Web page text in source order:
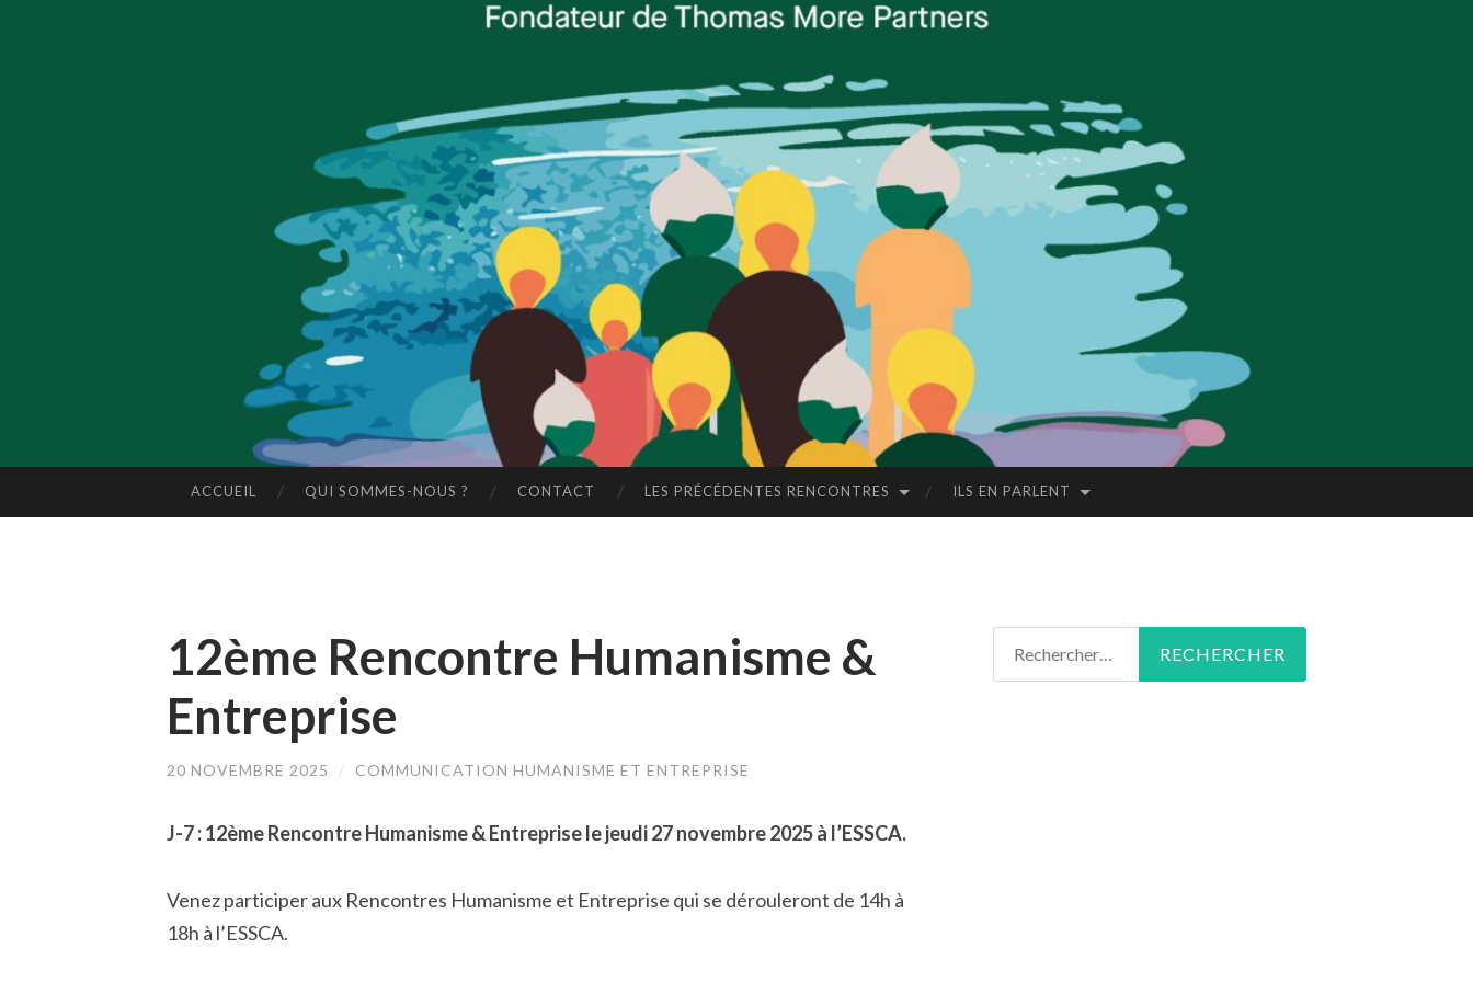
LE
S
NC
ON
TR
MA
ET
RDV le 27
novembre à
l'ESSCA
pour la 12e
édition en
2025 !
AU
ACCUEIL QUI SOMMES-NOUS ? CONTACT LES PRÉCÉDENTES RENCONTRES ILS EN PARLENT
12ème Rencontre Humanisme &
Entreprise
20 NOVEMBRE 2025 / COMMUNICATION HUMANISME ET ENTREPRISE
J-7 :12ème Rencontre Humanisme & Entreprise le jeudi 27 novembre 2025 à l’ESSCA.
Venez participer aux Rencontres Humanisme et Entreprise qui se dérouleront de 14h à
18h à l’ESSCA.